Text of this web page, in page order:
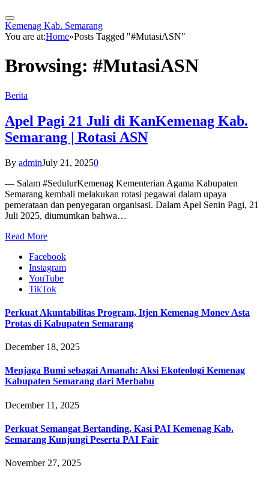
Kemenag Kab. Semarang
You are at:Home»Posts Tagged "#MutasiASN"
Browsing: #MutasiASN
Berita
Apel Pagi 21 Juli di KanKemenag Kab.
Semarang | Rotasi ASN
By adminJuly 21, 20250
— Salam #SedulurKemenag Kementerian Agama Kabupaten
Semarang kembali melakukan rotasi pegawai dalam upaya
pemerataan dan penyegaran organisasi. Dalam Apel Senin Pagi, 21
Juli 2025, diumumkan bahwa…
Read More
Facebook
Instagram
YouTube
TikTok
Perkuat Akuntabilitas Program, Itjen Kemenag Monev Asta
Protas di Kabupaten Semarang
December 18, 2025
Menjaga Bumi sebagai Amanah: Aksi Ekoteologi Kemenag
Kabupaten Semarang dari Merbabu
December 11, 2025
Perkuat Semangat Bertanding, Kasi PAI Kemenag Kab.
Semarang Kunjungi Peserta PAI Fair
November 27, 2025